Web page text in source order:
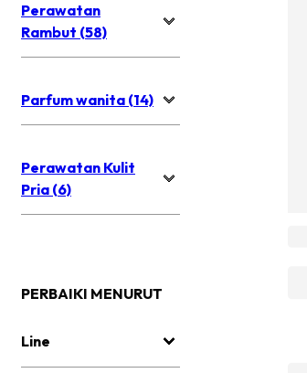
Perawatan
Rambut (58)
Parfum wanita (14)
Perawatan Kulit
Pria (6)
PERBAIKI MENURUT
Line